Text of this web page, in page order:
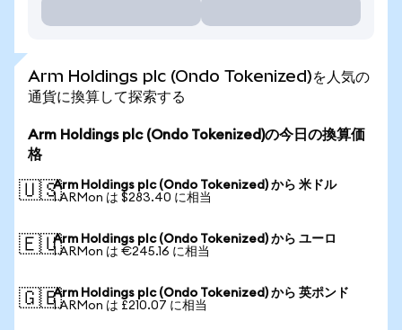
Arm Holdings plc (Ondo Tokenized)を人気の
通貨に換算して探索する
Arm Holdings plc (Ondo Tokenized)の今日の換算価
格
🇺🇸Arm Holdings plc (Ondo Tokenized) から 米ドル
1 ARMon は $283.40 に相当
🇪🇺Arm Holdings plc (Ondo Tokenized) から ユーロ
1 ARMon は €245.16 に相当
🇬🇧Arm Holdings plc (Ondo Tokenized) から 英ポンド
1 ARMon は £210.07 に相当